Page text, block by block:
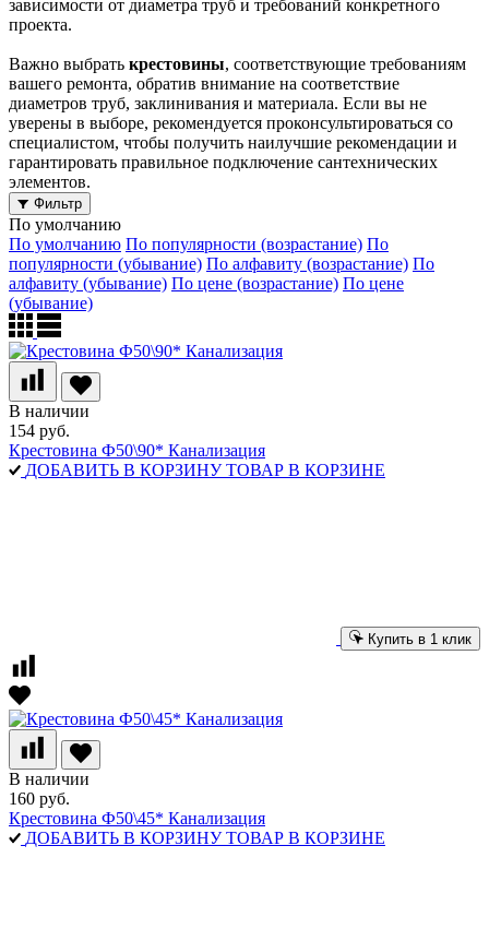
зависимости от диаметра труб и требований конкретного
проекта.
Важно выбрать крестовины, соответствующие требованиям
вашего ремонта, обратив внимание на соответствие
диаметров труб, заклинивания и материала. Если вы не
уверены в выборе, рекомендуется проконсультироваться со
специалистом, чтобы получить наилучшие рекомендации и
гарантировать правильное подключение сантехнических
элементов.
Фильтр
По умолчанию
По умолчанию По популярности (возрастание) По
популярности (убывание) По алфавиту (возрастание) По
алфавиту (убывание) По цене (возрастание) По цене
(убывание)
В наличии
154 руб.
Крестовина Ф50\90* Канализация
ДОБАВИТЬ В КОРЗИНУ ТОВАР В КОРЗИНЕ
Купить в 1 клик
В наличии
160 руб.
Крестовина Ф50\45* Канализация
ДОБАВИТЬ В КОРЗИНУ ТОВАР В КОРЗИНЕ